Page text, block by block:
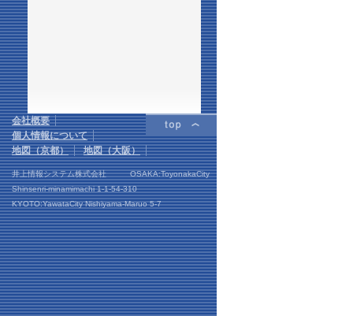
会社概要
個人情報について
地図（京都）
地図（大阪）
井上情報システム株式会社 OSAKA:ToyonakaCity
Shinsenri-minamimachi 1-1-54-310
KYOTO:YawataCity Nishiyama-Maruo 5-7